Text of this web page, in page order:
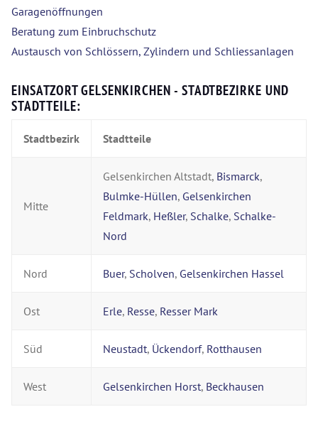
Garagenöffnungen
Beratung zum Einbruchschutz
Austausch von Schlössern, Zylindern und Schliessanlagen
EINSATZORT GELSENKIRCHEN - STADTBEZIRKE UND
STADTTEILE:
Stadtbezirk Stadtteile
Mitte
Gelsenkirchen Altstadt, Bismarck,
Bulmke-Hüllen, Gelsenkirchen
Feldmark, Heßler, Schalke, Schalke-
Nord
Nord Buer, Scholven, Gelsenkirchen Hassel
Ost Erle, Resse, Resser Mark
Süd Neustadt, Ückendorf, Rotthausen
West Gelsenkirchen Horst, Beckhausen